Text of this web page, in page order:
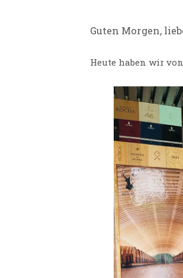
Guten Morgen,
Heute haben wir von